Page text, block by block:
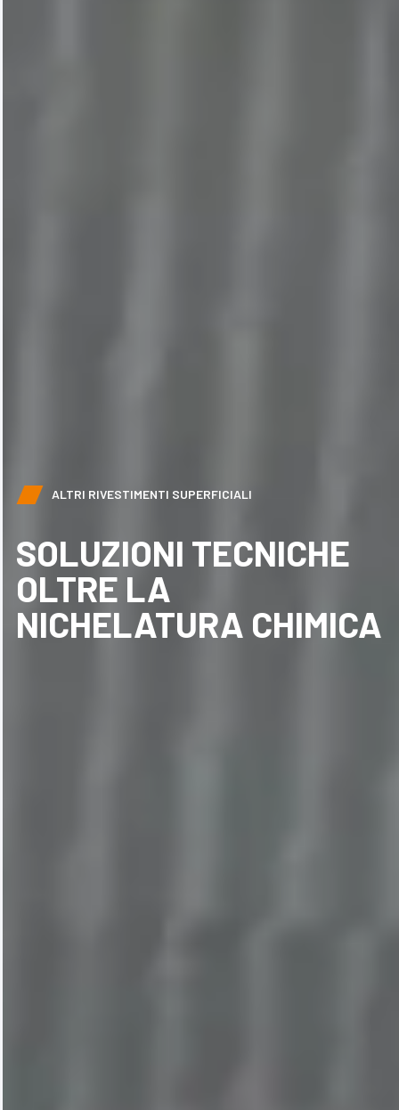
ALTRI RIVESTIMENTI SUPERFICIALI
SOLUZIONI TECNICHE
OLTRE LA
NICHELATURA CHIMICA